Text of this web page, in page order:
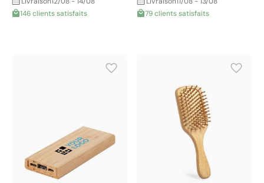
146 clients satisfaits
79 clients satisfaits